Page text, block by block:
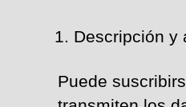
Descripción y
Puede